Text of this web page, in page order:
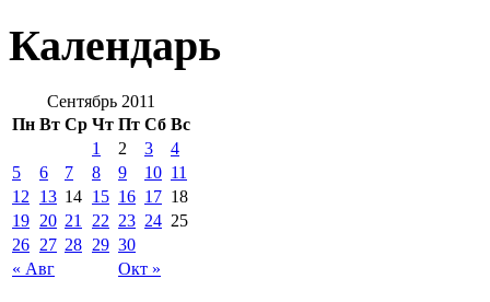
Календарь
Сентябрь 2011
Пн Вт Ср Чт Пт Сб Вс
« Авг Окт »
1 2 3
4
5
6 7 8 9 10 11
12
13 14 15 16 17 18
19 20 21 22 23 24 25
26 27 28 29 30